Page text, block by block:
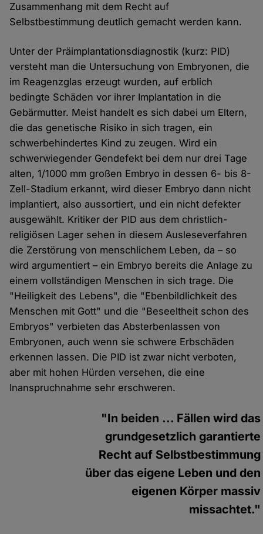
Zusammenhang mit dem Recht auf
Selbstbestimmung deutlich gemacht werden kann.
Unter der Präimplantationsdiagnostik (kurz: PID)
versteht man die Untersuchung von Embryonen, die
im Reagenzglas erzeugt wurden, auf erblich
bedingte Schäden vor ihrer Implantation in die
Gebärmutter. Meist handelt es sich dabei um Eltern,
die das genetische Risiko in sich tragen, ein
schwerbehindertes Kind zu zeugen. Wird ein
schwerwiegender Gendefekt bei dem nur drei Tage
alten, 1/1000 mm großen Embryo in dessen 6- bis 8-
Zell-Stadium erkannt, wird dieser Embryo dann nicht
implantiert, also aussortiert, und ein nicht defekter
ausgewählt. Kritiker der PID aus dem christlich-
religiösen Lager sehen in diesem Ausleseverfahren
die Zerstörung von menschlichem Leben, da – so
wird argumentiert – ein Embryo bereits die Anlage zu
einem vollständigen Menschen in sich trage. Die
"Heiligkeit des Lebens", die "Ebenbildlichkeit des
Menschen mit Gott" und die "Beseeltheit schon des
Embryos" verbieten das Absterbenlassen von
Embryonen, auch wenn sie schwere Erbschäden
erkennen lassen. Die PID ist zwar nicht verboten,
aber mit hohen Hürden versehen, die eine
Inanspruchnahme sehr erschweren.
"In beiden ... Fällen wird das
grundgesetzlich garantierte
Recht auf Selbstbestimmung
über das eigene Leben und den
eigenen Körper massiv
missachtet."